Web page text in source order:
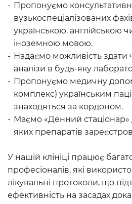
Пропонуємо
вузькоспеціалізованих
українською, англійською
іноземною мовою.
Надаємо можливість здати
аналізи в будь-яку
Пропонуємо медичну
комплекс) українським
знаходяться за кордоном.
Маємо «Денний
яких препаратів
У нашій клініці працює
професіоналів, які
лікувальні протоколи, що
ефективність на засадах